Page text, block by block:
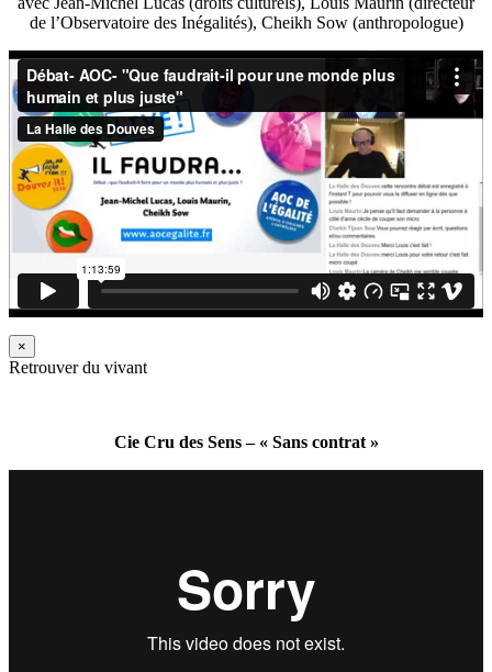
de l’Observatoire des Inégalités), Cheikh Sow (anthropologue)
×
Retrouver du vivant
Cie Cru des Sens – « Sans contrat »